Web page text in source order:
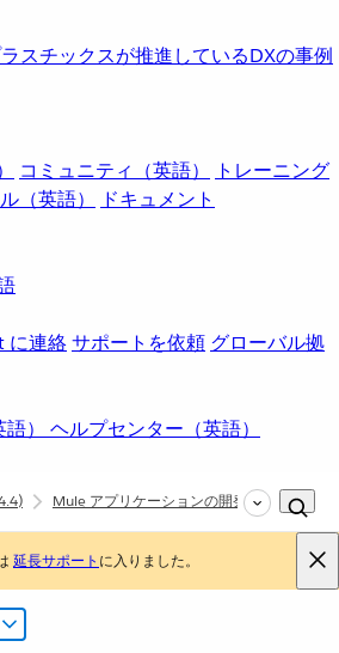
スチックスが推進しているDXの事例
コミュニティ（英語）
トレーニング
（英語）
ドキュメント
に連絡サポートを依頼 グローバル拠
） ヘルプセンター（英語）
Mule アプリケーションの開発 プロパ
延長サポート に入りました。